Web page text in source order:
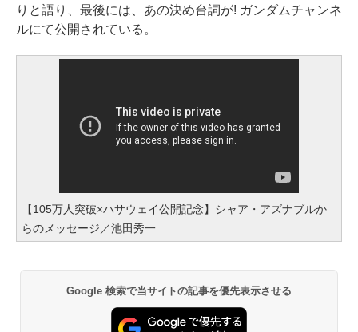
りと語り、最後には、あの決め台詞が! ガンダムチャンネ
ルにて公開されている。
【105万人突破×ハサウェイ公開記念】シャア・アズナブルか
らのメッセージ／池田秀一
Google 検索で当サイトの記事を優先表示させる